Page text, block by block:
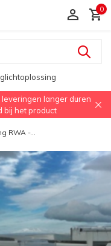
0
langer duren
bij het product
RWA -...